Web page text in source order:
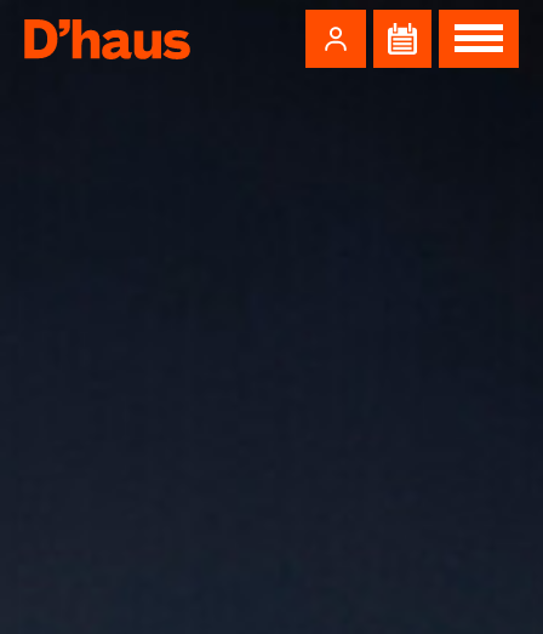
Zum Hauptinhalt springen Zum Footer springen